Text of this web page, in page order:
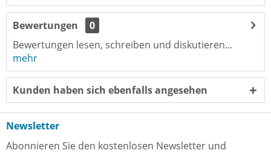
Bewertungen
0
Bewertungen lesen, schreiben und diskutieren...
mehr
Kunden haben sich ebenfalls angesehen
Newsletter
Abonnieren Sie den kostenlosen Newsletter und